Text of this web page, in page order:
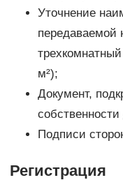
Уточнение
передаваемой
м²);
Документ,
Подписи
Регистрация